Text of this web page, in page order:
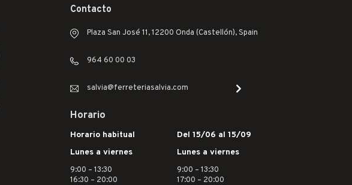
Contacto
Plaza San José 11, 12200 Onda (Castellón), Spain
964 60 00 03
salvia@ferreteriasalvia.com
Horario
Horario habitual
Lunes a viernes
9:00 – 13:30
16:30 – 20:00
Del 15/06 al 15/09
Lunes a viernes
9:00 – 13:30
17:00 – 20:00